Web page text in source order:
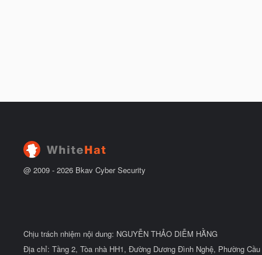
@ 2009 - 2026 Bkav Cyber Security
Chịu trách nhiệm nội dung: NGUYỄN THẢO DIỄM HẰNG
Địa chỉ: Tầng 2, Tòa nhà HH1, Đường Dương Đình Nghệ, Phường